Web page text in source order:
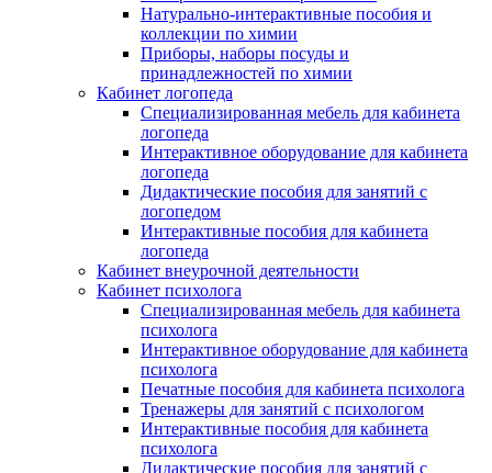
Натурально-интерактивные пособия и
коллекции по химии
Приборы, наборы посуды и
принадлежностей по химии
Кабинет логопеда
Специализированная мебель для кабинета
логопеда
Интерактивное оборудование для кабинета
логопеда
Дидактические пособия для занятий с
логопедом
Интерактивные пособия для кабинета
логопеда
Кабинет внеурочной деятельности
Кабинет психолога
Специализированная мебель для кабинета
психолога
Интерактивное оборудование для кабинета
психолога
Печатные пособия для кабинета психолога
Тренажеры для занятий с психологом
Интерактивные пособия для кабинета
психолога
Дидактические пособия для занятий с